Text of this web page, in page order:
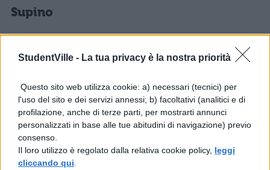
StudentVille - La tua privacy è la nostra priorità
Questo sito web utilizza cookie: a) necessari (tecnici) per
l'uso del sito e dei servizi annessi; b) facoltativi (analitici e di
profilazione, anche di terze parti, per mostrarti annunci
personalizzati in base alle tue abitudini di navigazione) previo
consenso.
Il loro utilizzo è regolato dalla relativa cookie policy, leggi
cliccando qui
Supino
La coniugazione passiva ha gli stessi modi e
tempi con qualche eccezione:
non utilizza l’imperativo
il participio è perfetto
ha il gerundivo al posto del gerundio